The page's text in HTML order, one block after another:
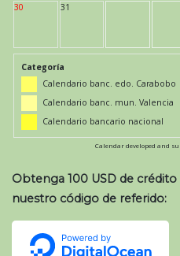
30 31
Categoría
Calendario banc. edo. Carabobo
Calendario banc. mun. Valencia
Calendario bancario nacional
Calendar developed and
Obtenga 100 USD de
nuestro código de referido: